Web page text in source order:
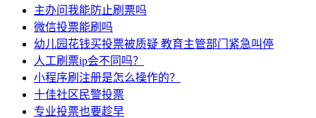
主办问我能防止刷票吗
微信投票能刷吗
幼儿园花钱买投票被质疑 教育主管部门紧急叫停
人工刷票ip会不同吗？
小程序刷注册是怎么操作的？
十佳社区民警投票
专业投票也要趁早